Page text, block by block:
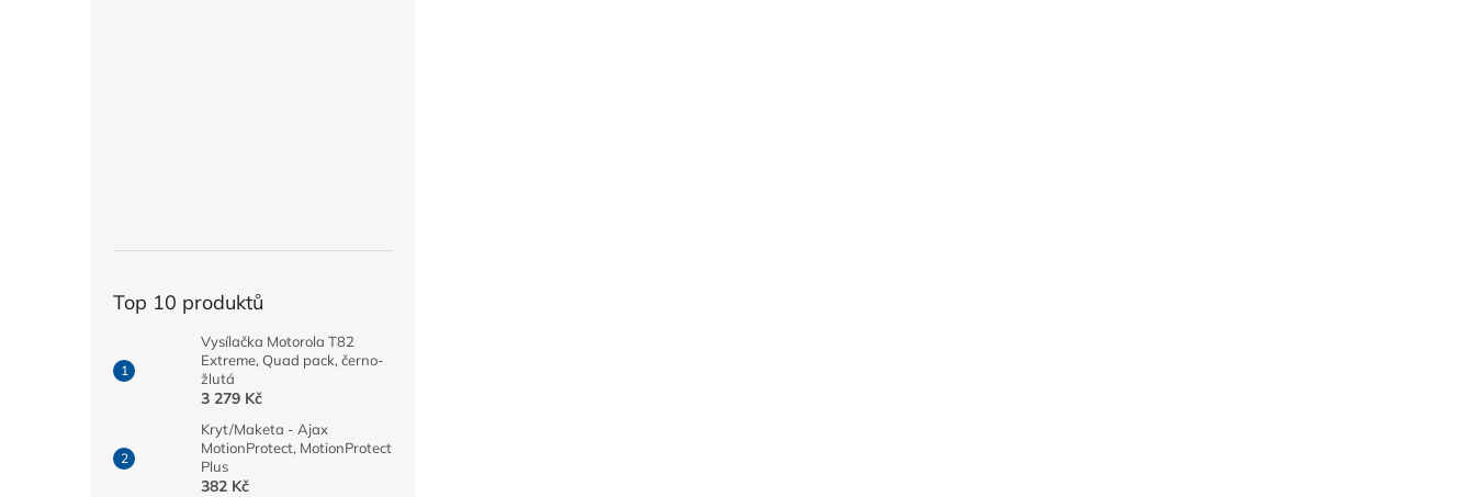
Top 10 produktů
Vysílačka Motorola T82
Extreme, Quad pack, černo-
žlutá
3 279 Kč
Kryt/Maketa - Ajax
MotionProtect, MotionProtect
Plus
382 Kč